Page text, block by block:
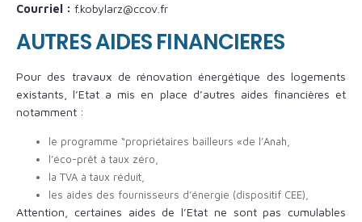
Courriel : f.kobylarz@ccov.fr
AUTRES AIDES FINANCIERES
Pour des travaux de rénovation énergétique des logements
existants, l’Etat a mis en place d’autres aides financières et
notamment :
le programme “propriétaires bailleurs «de l’Anah,
l’éco-prêt à taux zéro,
la TVA à taux réduit,
les aides des fournisseurs d’énergie (dispositif CEE),
Attention, certaines aides de l’Etat ne sont pas cumulables